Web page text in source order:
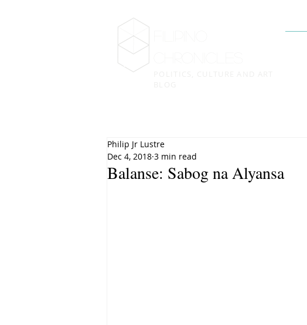
Balanse: Sabog na Alyansa
Philip Jr Lustre
Dec 4, 2018 3 min read